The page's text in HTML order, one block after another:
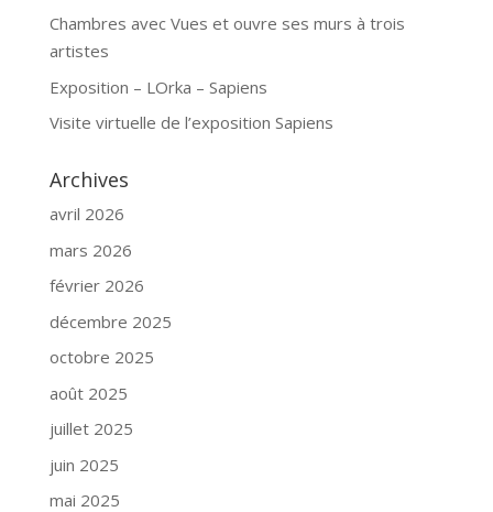
Chambres avec Vues et ouvre ses murs à trois
artistes
Exposition – LOrka – Sapiens
Visite virtuelle de l’exposition Sapiens
Archives
avril 2026
mars 2026
février 2026
décembre 2025
octobre 2025
août 2025
juillet 2025
juin 2025
mai 2025